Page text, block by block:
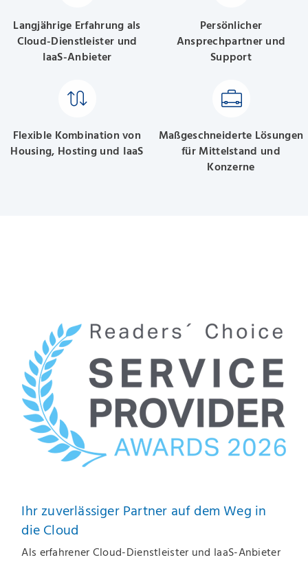
Langjährige Erfahrung als
Cloud-Dienstleister und
IaaS-Anbieter
Persönlicher
Ansprechpartner und
Support
Flexible Kombination von
Housing, Hosting und IaaS
Maßgeschneiderte Lösungen
für Mittelstand und
Konzerne
Ihr zuverlässiger Partner auf dem Weg in
die Cloud
Als erfahrener Cloud-Dienstleister und IaaS-Anbieter